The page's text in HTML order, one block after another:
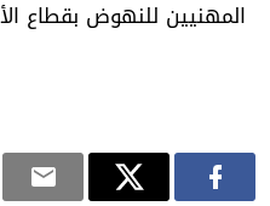
المهنيين للنهوض بقطاع